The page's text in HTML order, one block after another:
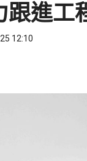
進工
12:10